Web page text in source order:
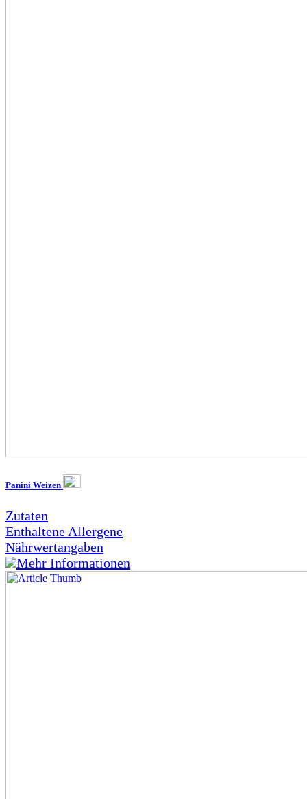
Panini Weizen
Zutaten
Enthaltene Allergene
Nährwertangaben
Mehr Informationen